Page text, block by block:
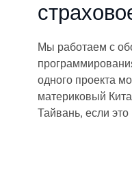
Мы работаем с
одного проекта
материковый
Тайвань, если